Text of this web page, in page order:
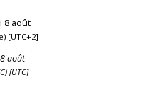
8 août
[UTC+2]
août
[UTC]